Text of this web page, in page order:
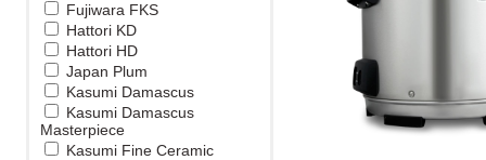
Fujiwara FKS
Hattori KD
Hattori HD
Japan Plum
Kasumi Damascus
Kasumi Damascus
Masterpiece
Kasumi Fine Ceramic